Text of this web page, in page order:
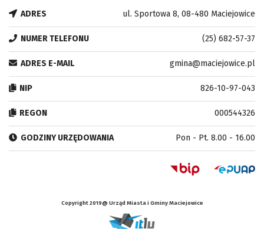
ADRES ul. Sportowa 8, 08-480 Maciejowice
NUMER TELEFONU (25) 682-57-37
ADRES E-MAIL gmina@maciejowice.pl
NIP 826-10-97-043
REGON 000544326
GODZINY URZĘDOWANIA Pon - Pt. 8.00 - 16.00
Copyright 2019@ Urząd Miasta i Gminy Maciejowice